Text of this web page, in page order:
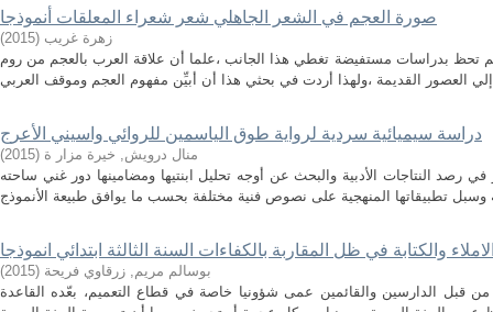
صورة العجم في الشعر الجاهلي شعر شعراء المعلقات أنموذجا
زهرة غريب (
2015
)
تحظ بدراسات مستفيضة تغطي هذا الجانب ،علما أن علاقة العرب بالعجم من روم
دراسة سيميائية سردية لرواية طوق الياسمين للروائي واسيني الأعرج
منال درويش, خيرة مزار ة (
2015
)
رصد النتاجات الأدبية والبحث عن أوجه تحليل ابنتيها ومضامينها دور غني ساحته
والكتابة في ظل المقاربة بالكفاءات السنة الثالثة ابتدائي انموذجا
بوسالم مريم, زرقاوي فريحة (
2015
)
من قبل الدارسين والقائمين عمى شؤونيا خاصة في قطاع التعميم، بعّده القاعدة